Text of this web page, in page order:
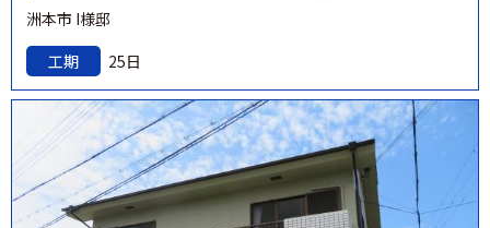
洲本市 I様邸
工期
25日